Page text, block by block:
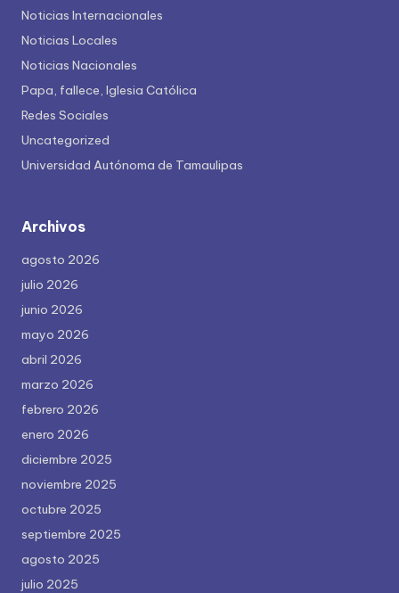
Noticias Internacionales
Noticias Locales
Noticias Nacionales
Papa, fallece, Iglesia Católica
Redes Sociales
Uncategorized
Universidad Autónoma de Tamaulipas
Archivos
agosto 2026
julio 2026
junio 2026
mayo 2026
abril 2026
marzo 2026
febrero 2026
enero 2026
diciembre 2025
noviembre 2025
octubre 2025
septiembre 2025
agosto 2025
julio 2025